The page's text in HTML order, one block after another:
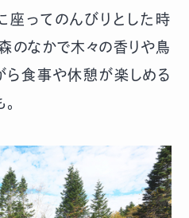
座ってのんびりとした時
のなかで木々の香りや鳥
ら食事や休憩が楽しめる